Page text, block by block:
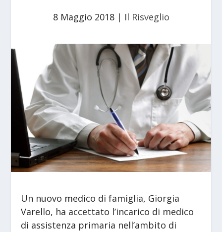
8 Maggio 2018| Il Risveglio
Un nuovo medico di famiglia, Giorgia
Varello, ha accettato l’incarico di medico
di assistenza primaria nell’ambito di